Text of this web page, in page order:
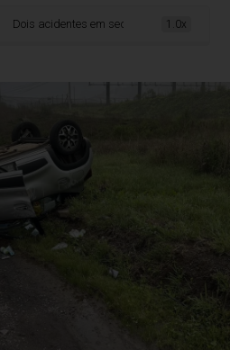
Dois acidentes em sequência mobilizam
1.0x